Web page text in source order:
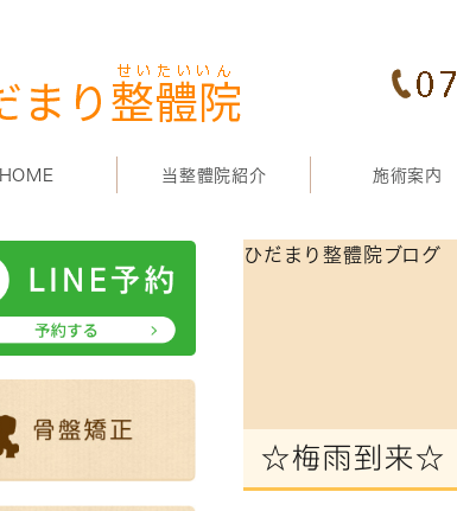
HOME 当整體院紹介 施術案内
ひだまり整體院ブログ
☆梅雨到来☆